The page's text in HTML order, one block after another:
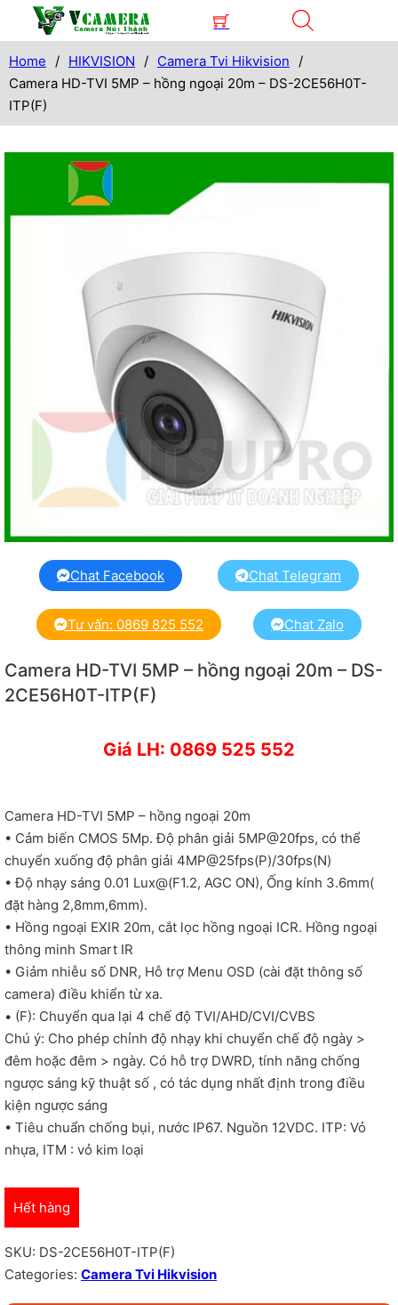
Home / HIKVISION / Camera Tvi Hikvision
/
Camera HD-TVI 5MP – hồng ngoại 20m – DS-2CE56H0T-
ITP(F)
Chat Facebook Chat Telegram
Tư vấn: 0869 825 552 Chat Zalo
Camera HD-TVI 5MP – hồng ngoại 20m – DS-
2CE56H0T-ITP(F)
Giá LH: 0869 525 552
Camera HD-TVI 5MP – hồng ngoại 20m
• Cảm biến CMOS 5Mp. Độ phân giải 5MP@20fps, có thể
chuyển xuống độ phân giải 4MP@25fps(P)/30fps(N)
• Độ nhạy sáng 0.01 Lux@(F1.2, AGC ON), Ống kính 3.6mm(
đặt hàng 2,8mm,6mm).
• Hồng ngoại EXIR 20m, cắt lọc hồng ngoại ICR. Hồng ngoại
thông minh Smart IR
• Giảm nhiễu số DNR, Hỗ trợ Menu OSD (cài đặt thông số
camera) điều khiển từ xa.
• (F): Chuyển qua lại 4 chế độ TVI/AHD/CVI/CVBS
Chú ý: Cho phép chỉnh độ nhạy khi chuyển chế độ ngày >
đêm hoặc đêm > ngày. Có hỗ trợ DWRD, tính năng chống
ngược sáng kỹ thuật số , có tác dụng nhất định trong điều
kiện ngược sáng
• Tiêu chuẩn chống bụi, nước IP67. Nguồn 12VDC. ITP: Vỏ
nhựa, ITM : vỏ kim loại
Hết hàng
SKU: DS-2CE56H0T-ITP(F)
Categories: Camera Tvi Hikvision